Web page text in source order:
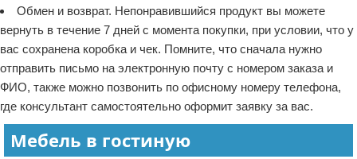
Обмен и возврат. Непонравившийся продукт вы можете
вернуть в течение 7 дней с момента покупки, при условии, что у
вас сохранена коробка и чек. Помните, что сначала нужно
отправить письмо на электронную почту с номером заказа и
ФИО, также можно позвонить по офисному номеру телефона,
где консультант самостоятельно оформит заявку за вас.
Мебель в гостиную